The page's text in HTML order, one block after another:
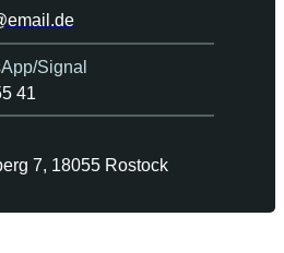
Signal
41
7, 18055 Rostock